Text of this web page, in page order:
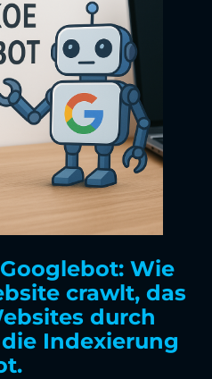
Wie
crawlt, das
durch
Indexierung